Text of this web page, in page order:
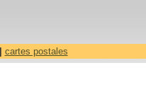
cartes postales